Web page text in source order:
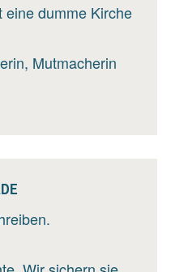
eine dumme Kirche
Mutmacherin